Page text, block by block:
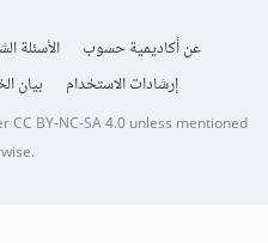
عن أكاديمية حسوب الأسئلة
إرشادات الاستخدام
بيان
CC BY-NC-SA 4.0unless mentioned